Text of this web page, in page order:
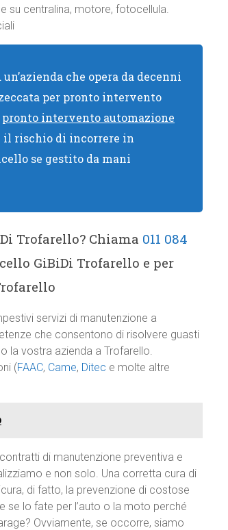
su centralina, motore, fotocellula.
un’azienda che opera da decenni
per pronto intervento
pronto intervento automazione
il rischio di incorrere in
se gestito da mani
Trofarello? Chiama 011 084
GiBiDi Trofarello e per
servizi di manutenzione a
che consentono di risolvere guasti
la vostra azienda a Trofarello.
(FAAC, Came, Ditec e molte altre
di manutenzione preventiva e
e non solo. Una corretta cura di
di fatto, la prevenzione di costose
se lo fate per l’auto o la moto perché
Ovviamente, se occorre, siamo